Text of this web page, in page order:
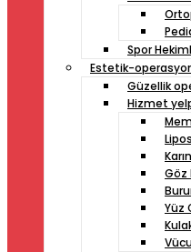
Spor
Estetik-
Güzellik
Hizmet
Göz
Yüz